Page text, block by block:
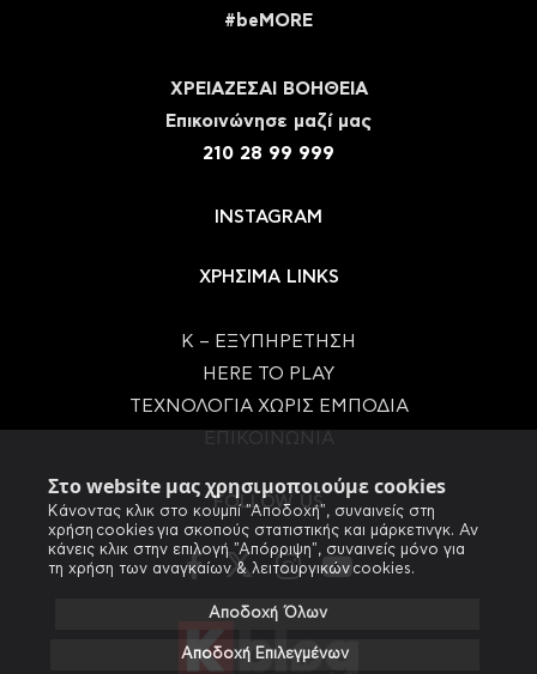
Στο website μας χρησιμοποιούμε cookies
Κάνοντας κλικ στο κουμπί "Αποδοχή", συναινείς στη
χρήση cookies για σκοπούς στατιστικής και μάρκετινγκ. Αν
κάνεις κλικ στην επιλογή "Απόρριψη", συναινείς μόνο για
τη χρήση των αναγκαίων & λειτουργικών cookies.
Αποδοχή Όλων
Αποδοχή Επιλεγμένων
#beMORE
ΧΡΕΙΑΖΕΣΑΙ ΒΟΗΘΕΙΑ
Eπικοινώνησε μαζί μας
210 28 99 999
INSTAGRAM
ΧΡΗΣΙΜΑ LINKS
Κ – ΕΞΥΠΗΡΕΤΗΣΗ
HERE TO PLAY
ΤΕΧΝΟΛΟΓΙΑ ΧΩΡΙΣ ΕΜΠΟΔΙΑ
FOLLOW US